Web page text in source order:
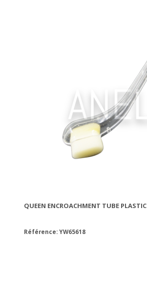
QUEEN ENCROACHMENT TUBE PLASTIC
Référence: YW65618